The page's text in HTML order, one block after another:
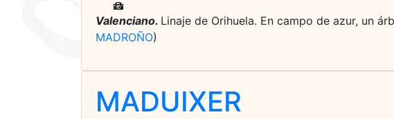
Valenciano. Linaje de Orihuela. En campo de azur, un
MADROÑO)
MADUIXER